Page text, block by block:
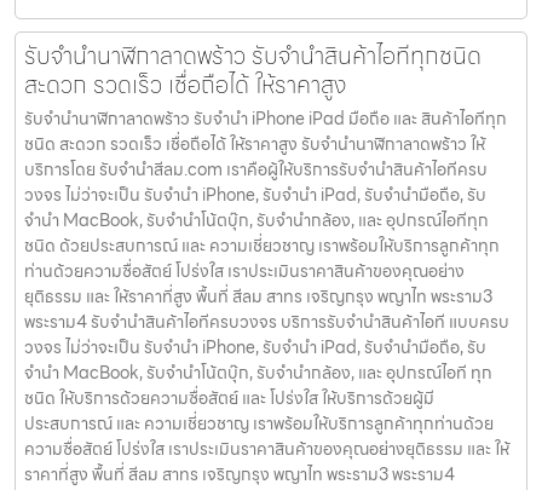
รับจำนำนาฬิกาลาดพร้าว รับจำนำสินค้าไอทีทุกชนิด
สะดวก รวดเร็ว เชื่อถือได้ ให้ราคาสูง
รับจำนำนาฬิกาลาดพร้าว รับจำนำ iPhone iPad มือถือ และ สินค้าไอทีทุก
ชนิด สะดวก รวดเร็ว เชื่อถือได้ ให้ราคาสูง รับจำนำนาฬิกาลาดพร้าว ให้
บริการโดย รับจํานําสีลม.com เราคือผู้ให้บริการรับจำนำสินค้าไอทีครบ
วงจร ไม่ว่าจะเป็น รับจำนำ iPhone, รับจำนำ iPad, รับจำนำมือถือ, รับ
จำนำ MacBook, รับจำนำโน้ตบุ๊ก, รับจำนำกล้อง, และ อุปกรณ์ไอทีทุก
ชนิด ด้วยประสบการณ์ และ ความเชี่ยวชาญ เราพร้อมให้บริการลูกค้าทุก
ท่านด้วยความซื่อสัตย์ โปร่งใส เราประเมินราคาสินค้าของคุณอย่าง
ยุติธรรม และ ให้ราคาที่สูง พื้นที่ สีลม สาทร เจริญกรุง พญาไท พระราม3
พระราม4 รับจำนำสินค้าไอทีครบวงจร บริการรับจำนำสินค้าไอที แบบครบ
วงจร ไม่ว่าจะเป็น รับจำนำ iPhone, รับจำนำ iPad, รับจำนำมือถือ, รับ
จำนำ MacBook, รับจำนำโน้ตบุ๊ก, รับจำนำกล้อง, และ อุปกรณ์ไอที ทุก
ชนิด ให้บริการด้วยความซื่อสัตย์ และ โปร่งใส ให้บริการด้วยผู้มี
ประสบการณ์ และ ความเชี่ยวชาญ เราพร้อมให้บริการลูกค้าทุกท่านด้วย
ความซื่อสัตย์ โปร่งใส เราประเมินราคาสินค้าของคุณอย่างยุติธรรม และ ให้
ราคาที่สูง พื้นที่ สีลม สาทร เจริญกรุง พญาไท พระราม3 พระราม4